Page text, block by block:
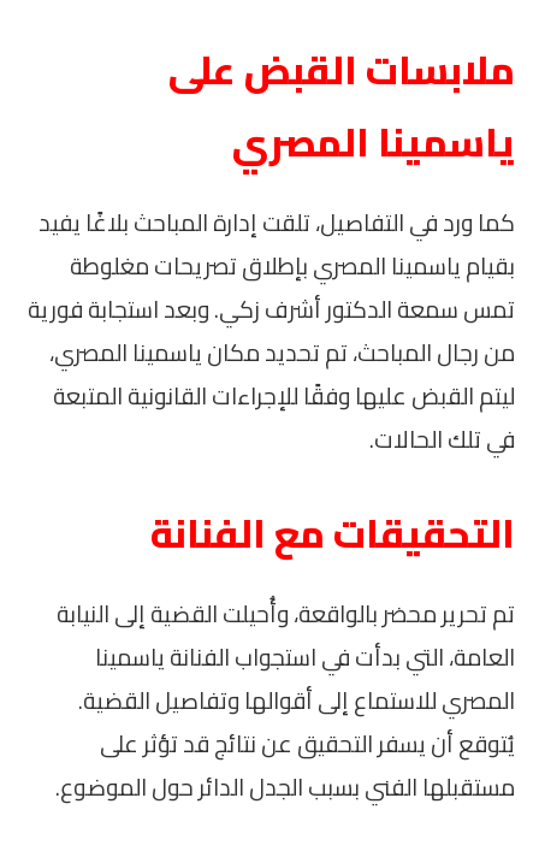
ملابسات القبض على
ياسمينا المصري
كما ورد في التفاصيل، تلقت إدارة المباحث بلاغًا يفيد
بقيام ياسمينا المصري بإطلاق تصريحات مغلوطة
تمس سمعة الدكتور أشرف زكي. وبعد استجابة فورية
من رجال المباحث، تم تحديد مكان ياسمينا المصري،
ليتم القبض عليها وفقًا للإجراءات القانونية المتبعة
في تلك الحالات.
التحقيقات مع الفنانة
تم تحرير محضر بالواقعة، وأُحيلت القضية إلى النيابة
العامة، التي بدأت في استجواب الفنانة ياسمينا
المصري للاستماع إلى أقوالها وتفاصيل القضية.
يُتوقع أن يسفر التحقيق عن نتائج قد تؤثر على
مستقبلها الفني بسبب الجدل الدائر حول الموضوع.